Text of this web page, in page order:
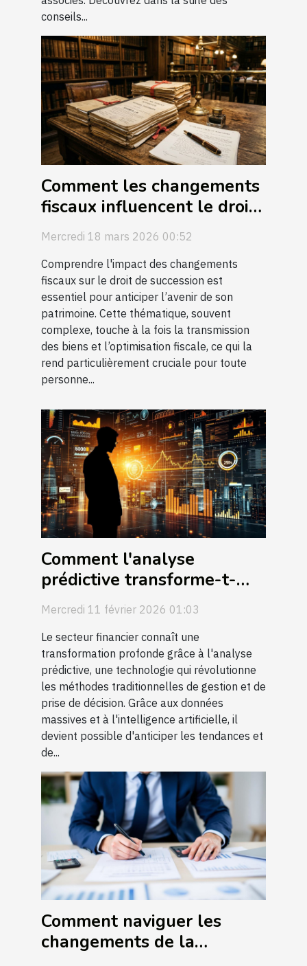
conseils...
Comment les changements
fiscaux influencent le droit
de succession ?
Mercredi 18 mars 2026 00:52
Comprendre l'impact des changements
fiscaux sur le droit de succession est
essentiel pour anticiper l’avenir de son
patrimoine. Cette thématique, souvent
complexe, touche à la fois la transmission
des biens et l’optimisation fiscale, ce qui la
rend particulièrement cruciale pour toute
personne...
Comment l'analyse
prédictive transforme-t-
elle le secteur financier ?
Mercredi 11 février 2026 01:03
Le secteur financier connaît une
transformation profonde grâce à l'analyse
prédictive, une technologie qui révolutionne
les méthodes traditionnelles de gestion et de
prise de décision. Grâce aux données
massives et à l'intelligence artificielle, il
devient possible d'anticiper les tendances et
de...
Comment naviguer les
changements de la